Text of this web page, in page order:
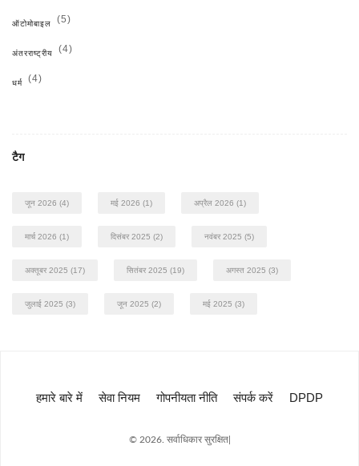
ऑटोमोबाइल (5)
अंतरराष्ट्रीय (4)
धर्म (4)
टैग
जून 2026 (4) मई 2026 (1) अप्रैल 2026 (1)
मार्च 2026 (1) दिसंबर 2025 (2) नवंबर 2025 (5)
अक्तूबर 2025 (17) सितंबर 2025 (19) अगस्त 2025 (3)
जुलाई 2025 (3) जून 2025 (2) मई 2025 (3)
हमारे बारे में सेवा नियम गोपनीयता नीति संपर्क करें DPDP
© 2026. सर्वाधिकार सुरक्षित|